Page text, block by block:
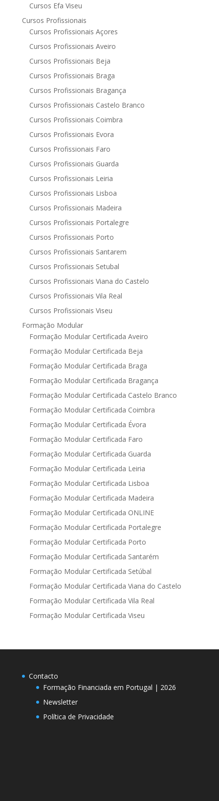
Cursos Efa Viseu
Cursos Profissionais
Cursos Profissionais Açores
Cursos Profissionais Aveiro
Cursos Profissionais Beja
Cursos Profissionais Braga
Cursos Profissionais Bragança
Cursos Profissionais Castelo Branco
Cursos Profissionais Coimbra
Cursos Profissionais Evora
Cursos Profissionais Faro
Cursos Profissionais Guarda
Cursos Profissionais Leiria
Cursos Profissionais Lisboa
Cursos Profissionais Madeira
Cursos Profissionais Portalegre
Cursos Profissionais Porto
Cursos Profissionais Santarem
Cursos Profissionais Setubal
Cursos Profissionais Viana do Castelo
Cursos Profissionais Vila Real
Cursos Profissionais Viseu
Formação Modular
Formação Modular Certificada Aveiro
Formação Modular Certificada Beja
Formação Modular Certificada Braga
Formação Modular Certificada Bragança
Formação Modular Certificada Castelo Branco
Formação Modular Certificada Coimbra
Formação Modular Certificada Évora
Formação Modular Certificada Faro
Formação Modular Certificada Guarda
Formação Modular Certificada Leiria
Formação Modular Certificada Lisboa
Formação Modular Certificada Madeira
Formação Modular Certificada ONLINE
Formação Modular Certificada Portalegre
Formação Modular Certificada Porto
Formação Modular Certificada Santarém
Formação Modular Certificada Setúbal
Formação Modular Certificada Viana do Castelo
Formação Modular Certificada Vila Real
Formação Modular Certificada Viseu
Contacto
Formação Financiada em Portugal | 2026
Newsletter
Política de Privacidade